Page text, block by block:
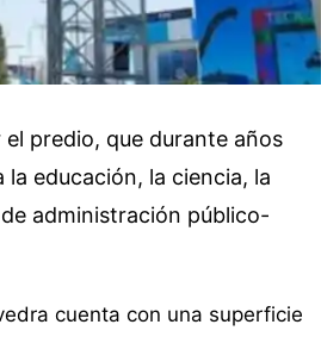
predio, que durante años
educación, la ciencia, la
administración público-
cuenta con una superficie